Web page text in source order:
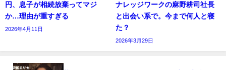
円、息子が相続放棄ってマジ
か…理由が重すぎる
2026年4月11日
ナレッジワークの麻野耕司社長
と出会い系で。今まで何人と寝
た？
2026年3月29日